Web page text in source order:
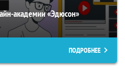
академии «Эдюсон»
ПОДРОБНЕЕ